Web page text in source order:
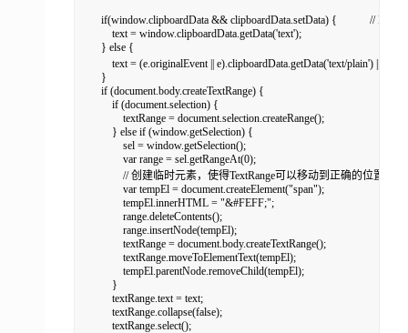
if(window.clipboardData && clipboardData.setData) {            // IE
text = window.clipboardData.getData('text');
} else {
text = (e.originalEvent || e).clipboardData.getData('text/plain') ||
}
if (document.body.createTextRange) {
if (document.selection) {
textRange = document.selection.createRange();
} else if (window.getSelection) {
sel = window.getSelection();
var range = sel.getRangeAt(0);
// 创建临时元素，使得TextRange可以移动到正确的位置
var tempEl = document.createElement("span");
tempEl.innerHTML = "&#FEFF;";
range.deleteContents();
range.insertNode(tempEl);
textRange = document.body.createTextRange();
textRange.moveToElementText(tempEl);
tempEl.parentNode.removeChild(tempEl);
}
textRange.text = text;
textRange.collapse(false);
textRange.select();